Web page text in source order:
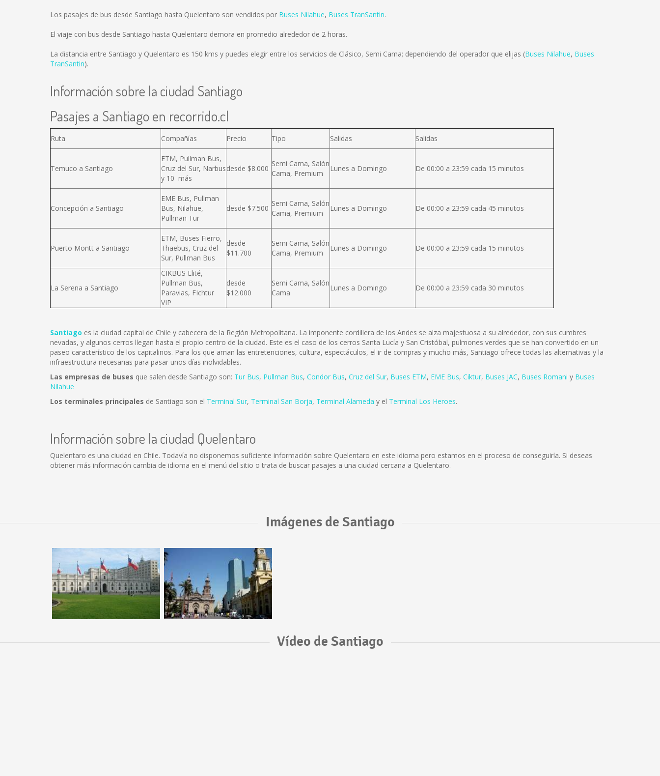
Los pasajes de bus desde Santiago hasta Quelentaro son vendidos por Buses Nilahue, Buses TranSantin.
El viaje con bus desde Santiago hasta Quelentaro demora en promedio alrededor de 2 horas.
La distancia entre Santiago y Quelentaro es 150 kms y puedes elegir entre los servicios de Clásico, Semi Cama; dependiendo del operador que elijas (Buses Nilahue, Buses
TranSantin).
Información sobre la ciudad Santiago
Pasajes a Santiago en recorrido.cl
Ruta Compañías Precio Tipo Salidas Salidas
Temuco a Santiago
ETM, Pullman Bus,
Cruz del Sur, Narbus
y 10 más
desde $8.000
Semi Cama, Salón
Cama, Premium
Lunes a Domingo De 00:00 a 23:59 cada 15 minutos
Concepción a Santiago
EME Bus, Pullman
Bus, Nilahue,
Pullman Tur
desde $7.500
Semi Cama, Salón
Cama, Premium
Lunes a Domingo De 00:00 a 23:59 cada 45 minutos
Puerto Montt a Santiago
ETM, Buses Fierro,
Thaebus, Cruz del
Sur, Pullman Bus
desde
$11.700
Semi Cama, Salón
Cama, Premium
Lunes a Domingo De 00:00 a 23:59 cada 15 minutos
La Serena a Santiago
CIKBUS Elité,
Pullman Bus,
Paravias, FIchtur
VIP
desde
$12.000
Semi Cama, Salón
Cama
Lunes a Domingo De 00:00 a 23:59 cada 30 minutos
Santiago es la ciudad capital de Chile y cabecera de la Región Metropolitana. La imponente cordillera de los Andes se alza majestuosa a su alrededor, con sus cumbres
nevadas, y algunos cerros llegan hasta el propio centro de la ciudad. Este es el caso de los cerros Santa Lucía y San Cristóbal, pulmones verdes que se han convertido en un
paseo característico de los capitalinos. Para los que aman las entretenciones, cultura, espectáculos, el ir de compras y mucho más, Santiago ofrece todas las alternativas y la
infraestructura necesarias para pasar unos días inolvidables.
Las empresas de buses que salen desde Santiago son: Tur Bus, Pullman Bus, Condor Bus, Cruz del Sur, Buses ETM, EME Bus, Ciktur, Buses JAC, Buses Romani y Buses
Nilahue
Los terminales principales de Santiago son el Terminal Sur, Terminal San Borja, Terminal Alameda y el Terminal Los Heroes.
Información sobre la ciudad Quelentaro
Quelentaro es una ciudad en Chile. Todavía no disponemos suficiente información sobre Quelentaro en este idioma pero estamos en el proceso de conseguirla. Si deseas
obtener más información cambia de idioma en el menú del sitio o trata de buscar pasajes a una ciudad cercana a Quelentaro.
Imágenes de Santiago
Vídeo de Santiago